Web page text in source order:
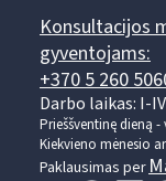
Konsultacijos
gyventojams:
+370 5 260
Darbo laikas: I-
Prieššventinę dieną
Kiekvieno mėnesio
Paklausimas per